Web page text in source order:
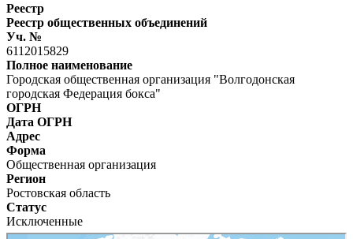
Реестр
Реестр общественных объединений
Уч. №
6112015829
Полное наименование
Городская общественная организация "Волгодонская
городская Федерация бокса"
ОГРН
Дата ОГРН
Адрес
Форма
Общественная организация
Регион
Ростовская область
Статус
Исключенные